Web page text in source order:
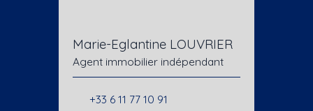
Marie-Eglantine LOUVRIER
Agent immobilier indépendant
+33 6 11 77 10 91